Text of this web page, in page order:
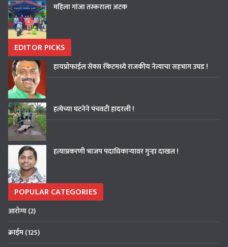
महिला गांजा तस्कराला अटक
EDITOR PICKS
हायप्रोफाईल सेक्स रॅकेटमध्ये राजकीय नेत्याचा सहभाग उघड !
हत्येच्या घटनेने पंचवटी हादरली !
हत्याप्रकरणी भाजप पदाधिकाऱ्यावर गुन्हा दाखल !
POPULAR CATEGORIES
आरोग्य(2)
क्राईम(125)